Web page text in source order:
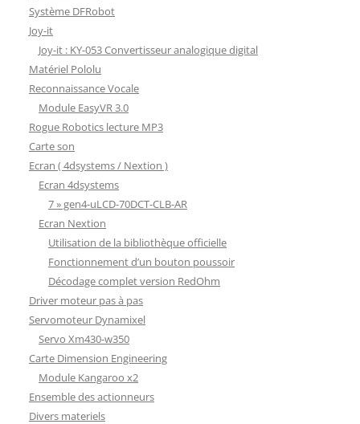
Système DFRobot
Joy-it
Joy-it : KY-053 Convertisseur analogique digital
Matériel Pololu
Reconnaissance Vocale
Module EasyVR 3.0
Rogue Robotics lecture MP3
Carte son
Ecran ( 4dsystems / Nextion )
Ecran 4dsystems
7 » gen4-uLCD-70DCT-CLB-AR
Ecran Nextion
Utilisation de la bibliothèque officielle
Fonctionnement d’un bouton poussoir
Décodage complet version RedOhm
Driver moteur pas à pas
Servomoteur Dynamixel
Servo Xm430-w350
Carte Dimension Engineering
Module Kangaroo x2
Ensemble des actionneurs
Divers materiels